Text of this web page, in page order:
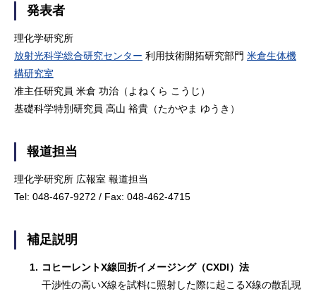
発表者
理化学研究所
放射光科学総合研究センター 利用技術開拓研究部門 米倉生体機
構研究室
准主任研究員 米倉 功治（よねくら こうじ）
基礎科学特別研究員 高山 裕貴（たかやま ゆうき）
報道担当
理化学研究所 広報室 報道担当
Tel: 048-467-9272 / Fax: 048-462-4715
補足説明
1. コヒーレントX線回折イメージング（CXDI）法
干渉性の高いX線を試料に照射した際に起こるX線の散乱現